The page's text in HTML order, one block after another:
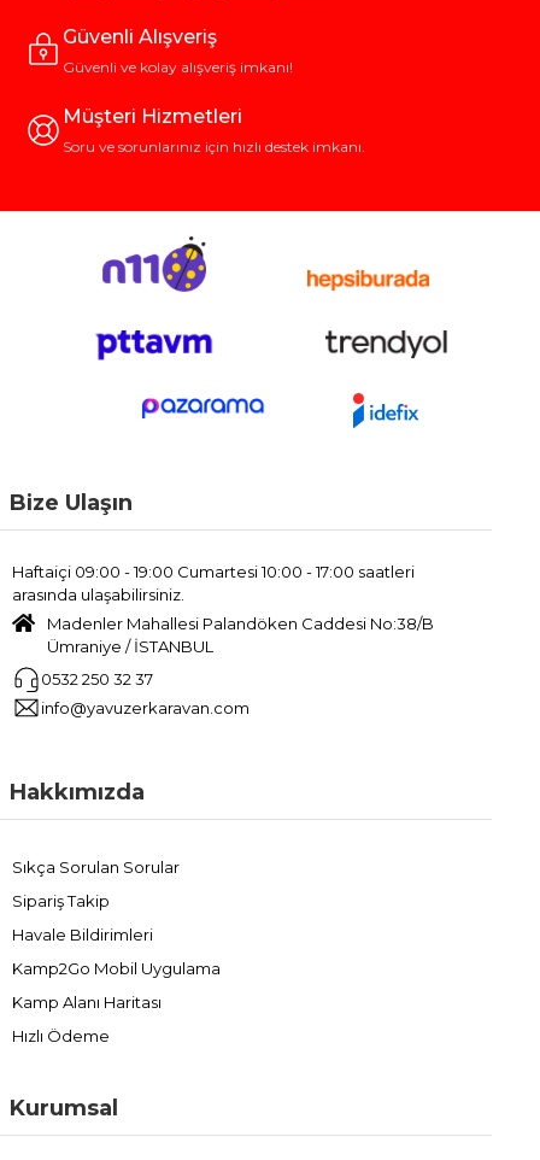
Güvenli Alışveriş
Güvenli ve kolay alışveriş imkanı!
Müşteri Hizmetleri
Soru ve sorunlarınız için hızlı destek imkanı.
Bize Ulaşın
Haftaiçi 09:00 - 19:00 Cumartesi 10:00 - 17:00 saatleri
arasında ulaşabilirsiniz.
Madenler Mahallesi Palandöken Caddesi No:38/B
Ümraniye / İSTANBUL
0532 250 32 37
info@yavuzerkaravan.com
Hakkımızda
Sıkça Sorulan Sorular
Sipariş Takip
Havale Bildirimleri
Kamp2Go Mobil Uygulama
Kamp Alanı Haritası
Hızlı Ödeme
Kurumsal